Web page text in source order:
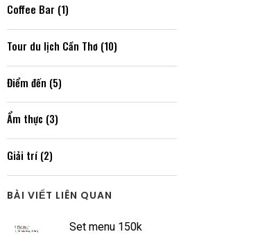
Coffee Bar (1)
Tour du lịch Cần Thơ (10)
Điểm đến (5)
Ẩm thực (3)
Giải trí (2)
BÀI VIẾT LIÊN QUAN
Set menu 150k